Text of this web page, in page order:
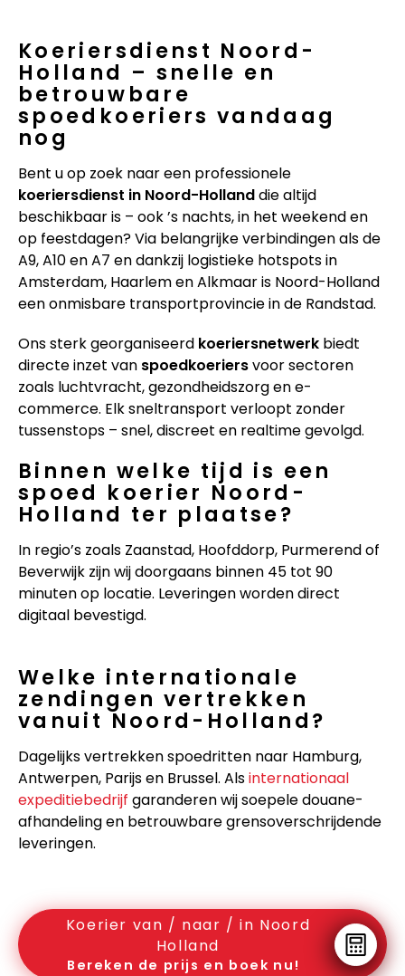
Koeriersdienst Noord-
Holland – snelle en
betrouwbare
spoedkoeriers vandaag
nog
Bent u op zoek naar een professionele
koeriersdienst in Noord-Hollanddie altijd
beschikbaar is – ook ’s nachts, in het weekend en
op feestdagen? Via belangrijke verbindingen als de
A9, A10 en A7 en dankzij logistieke hotspots in
Amsterdam, Haarlem en Alkmaar is Noord-Holland
een onmisbare transportprovincie in de Randstad.
Ons sterk georganiseerd koeriersnetwerk biedt
directe inzet van spoedkoeriersvoor sectoren
zoals luchtvracht, gezondheidszorg en e-
commerce. Elk sneltransport verloopt zonder
tussenstops – snel, discreet en realtime gevolgd.
Binnen welke tijd is een
spoed koerier Noord-
Holland ter plaatse?
In regio’s zoals Zaanstad, Hoofddorp, Purmerend of
Beverwijk zijn wij doorgaans binnen 45 tot 90
minuten op locatie. Leveringen worden direct
digitaal bevestigd.
Welke internationale
zendingen vertrekken
vanuit Noord-Holland?
Dagelijks vertrekken spoedritten naar Hamburg,
Antwerpen, Parijs en Brussel. Alsinternationaal
expeditiebedrijf garanderen wij soepele douane-
afhandeling en betrouwbare grensoverschrijdende
leveringen.
Koerier van / naar / in Noord
Holland
Bereken de prijs en boek nu!